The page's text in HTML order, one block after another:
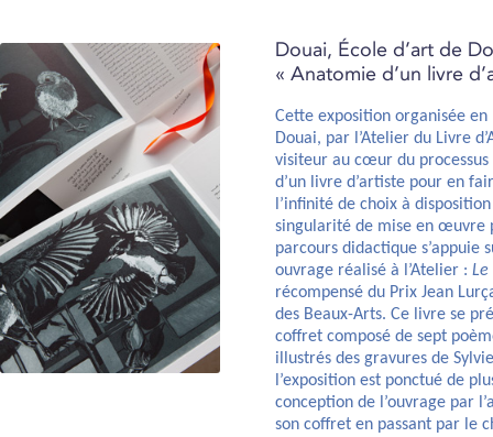
Douai, École d’art de
« Anatomie d’un livre
Cette exposition organisée en
Douai, par l’Atelier du Livre
visiteur au cœur du
d’un livre d’artiste pour en
l’infinité de choix à
singularité de mise en œuvre
parcours didactique s’appuie
ouvrage réalisé à l’Atelier : Le
récompensé du Prix Jean
des Beaux-Arts. Ce livre se
coffret composé de sept
illustrés des gravures de
l’exposition est ponctué de
conception de l’ouvrage par
son coffret en passant par le